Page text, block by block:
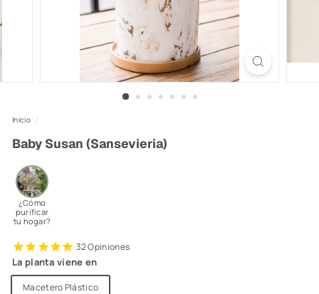
Inicio /
Baby Susan (Sansevieria)
¿Cómo
purificar
tu hogar?
32Opiniones
La planta viene en
Macetero Plástico